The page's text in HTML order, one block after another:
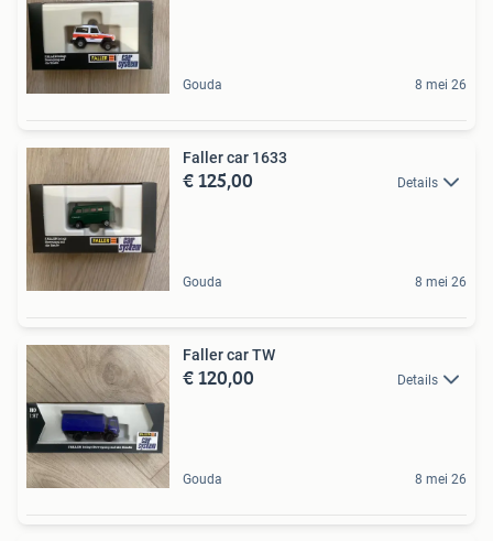
Gouda 8 mei 26
Faller car 1633
€ 125,00 Details
Gouda 8 mei 26
Faller car TW
€ 120,00 Details
Gouda 8 mei 26